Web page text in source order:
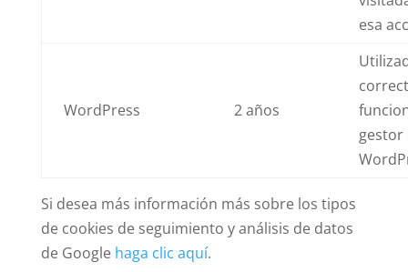
esa
WordPress 2 años
gestor
Si desea más información más sobre los tipos
de cookies de seguimiento y análisis de datos
de Google haga clic aquí.